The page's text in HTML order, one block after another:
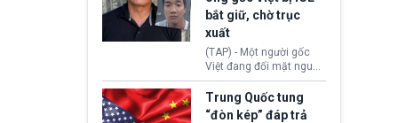
xét, lực lượng chức năng
hai nước đã bắt giữ 171
lừa đảo 619 nạn nhân,
chiếm đoạt hơn 17,7 tỷ
KRW.
bắt giữ, chờ trục
xuất
(TAP) - Một người gốc
Việt đang đối mặt nguy
cơ bị trục xuất khỏi Hoa
Kỳ sau khi đã chấp hành
xong bản án liên quan
Trung Quốc tung
“đòn kép” đáp trả